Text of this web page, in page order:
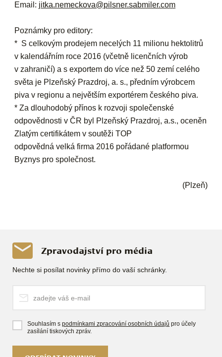
Email: jitka.nemeckova@pilsner.sabmiler.com
Poznámky pro editory:
* S celkovým prodejem necelých 11 milionu hektolitrů
v kalendářním roce 2016 (včetně licenčních výrob
v zahraničí) a s exportem do více než 50 zemí celého
světa je Plzeňský Prazdroj, a. s., předním výrobcem
piva v regionu a největším exportérem českého piva.
* Za dlouhodobý přínos k rozvoji společenské
odpovědnosti v ČR byl Plzeňský Prazdroj, a.s., oceněn
Zlatým certifikátem v soutěži TOP
odpovědná velká firma 2016 pořádané platformou
Byznys pro společnost.
(Plzeň)
Zpravodajství pro média
Nechte si posílat novinky přímo do vaší schránky.
Souhlasím spodmínkami zpracování osobních údajů pro účely
zasílání tiskových zpráv.